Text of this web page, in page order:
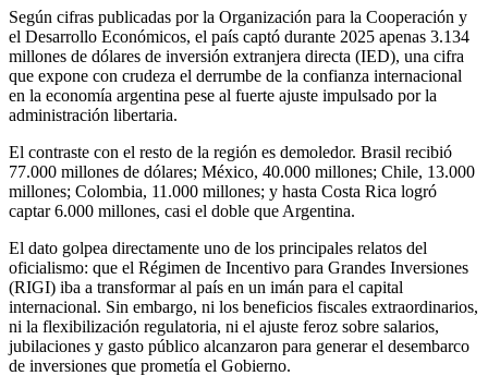
Según cifras publicadas por la Organización para la Cooperación y
el Desarrollo Económicos, el país captó durante 2025 apenas 3.134
millones de dólares de inversión extranjera directa (IED), una cifra
que expone con crudeza el derrumbe de la confianza internacional
en la economía argentina pese al fuerte ajuste impulsado por la
administración libertaria.
El contraste con el resto de la región es demoledor. Brasil recibió
77.000 millones de dólares; México, 40.000 millones; Chile, 13.000
millones; Colombia, 11.000 millones; y hasta Costa Rica logró
captar 6.000 millones, casi el doble que Argentina.
El dato golpea directamente uno de los principales relatos del
oficialismo: que el Régimen de Incentivo para Grandes Inversiones
(RIGI) iba a transformar al país en un imán para el capital
internacional. Sin embargo, ni los beneficios fiscales extraordinarios,
ni la flexibilización regulatoria, ni el ajuste feroz sobre salarios,
jubilaciones y gasto público alcanzaron para generar el desembarco
de inversiones que prometía el Gobierno.